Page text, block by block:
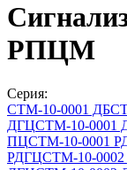
РПЦМ
Серия:
СТМ-10-0001 ДБ
ДГЦСТМ-10-0001
ПЦСТМ-10-0001
РДГЦСТМ-10-